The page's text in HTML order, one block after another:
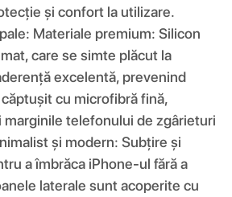
și confort la utilizare.
Materiale premium: Silicon
care se simte plăcut la
excelentă, prevenind
cu microfibră fină,
marginile telefonului de zgârieturi
și modern: Subțire și
a îmbrăca iPhone-ul fără a
laterale sunt acoperite cu